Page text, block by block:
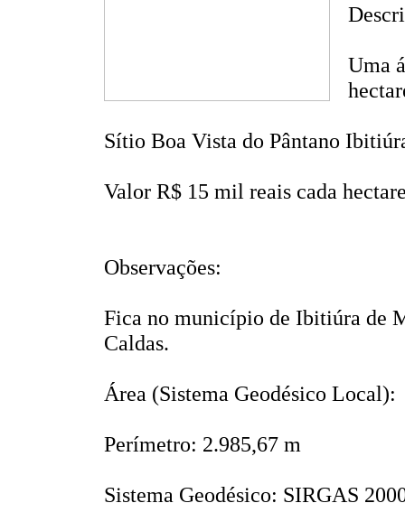
Uma
Sítio Boa Vista do Pântano
Valor R$ 15 mil reais cada
Observações:
Fica no município de Ibitiúra de
Caldas.
Área (Sistema Geodésico Local):
Perímetro: 2.985,67 m
Sistema Geodésico: SIRGAS